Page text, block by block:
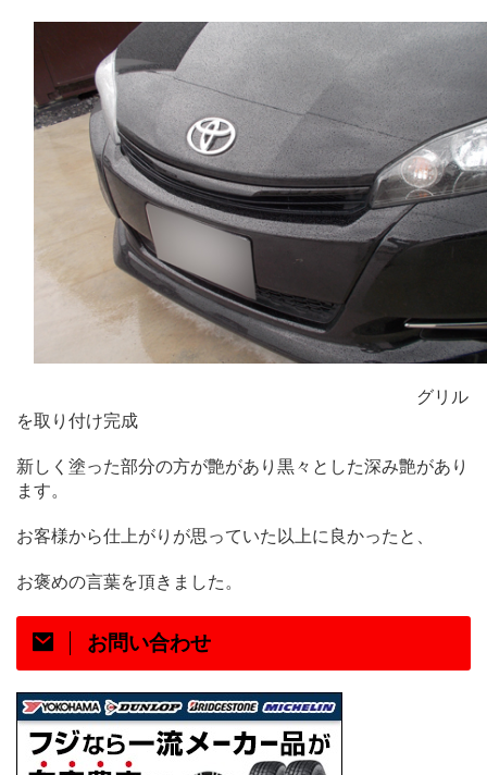
グリル
を取り付け完成
新しく塗った部分の方が艶があり黒々とした深み艶があり
ます。
お客様から仕上がりが思っていた以上に良かったと、
お褒めの言葉を頂きました。
お問い合わせ